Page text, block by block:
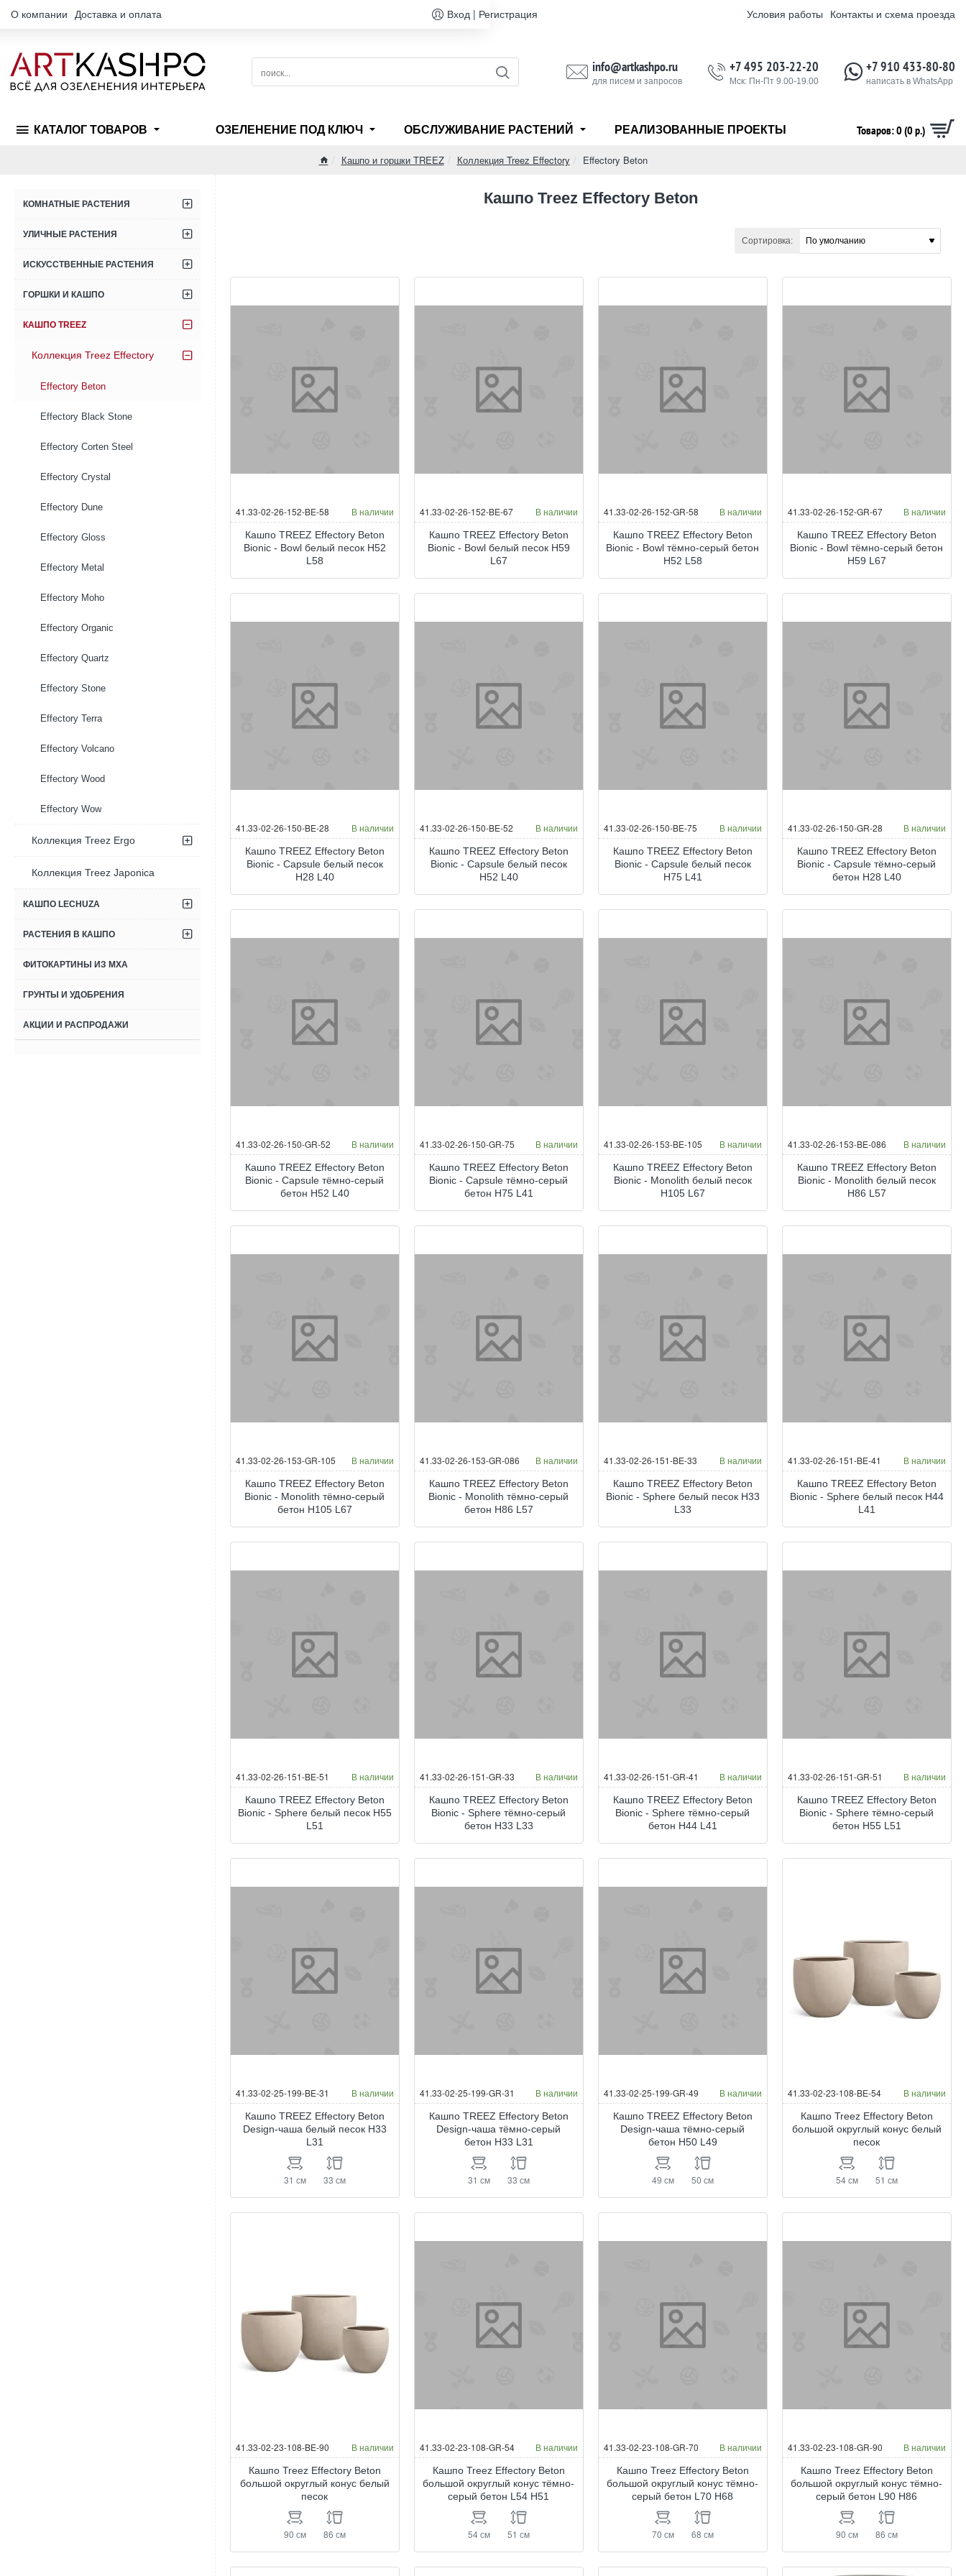
О компании Доставка и оплата Вход | Регистрация Условия работы Контакты и схема проезда
поиск...
info@artkashpo.ru
для писем и запросов
+7 495 203-22-20
Мск: Пн-Пт 9.00-19.00
+7 910 433-80-80
написать в WhatsApp
КАТАЛОГ ТОВАРОВ ОЗЕЛЕНЕНИЕ ПОД КЛЮЧ ОБСЛУЖИВАНИЕ РАСТЕНИЙ РЕАЛИЗОВАННЫЕ ПРОЕКТЫ Товаров: 0 (0 р.)
Кашпо и горшки TREEZ Коллекция Treez Effectory Effectory Beton
КОМНАТНЫЕ РАСТЕНИЯ
УЛИЧНЫЕ РАСТЕНИЯ
ИСКУССТВЕННЫЕ РАСТЕНИЯ
ГОРШКИ И КАШПО
КАШПО TREEZ
Коллекция Treez Effectory
Effectory Beton
Effectory Black Stone
Effectory Corten Steel
Effectory Crystal
Effectory Dune
Effectory Gloss
Effectory Metal
Effectory Moho
Effectory Organic
Effectory Quartz
Effectory Stone
Effectory Terra
Effectory Volcano
Effectory Wood
Effectory Wow
Коллекция Treez Ergo
Коллекция Treez Japonica
КАШПО LECHUZA
РАСТЕНИЯ В КАШПО
ФИТОКАРТИНЫ ИЗ МХА
ГРУНТЫ И УДОБРЕНИЯ
АКЦИИ И РАСПРОДАЖИ
Кашпо Treez Effectory Beton
Сортировка:
41.33-02-26-152-BE-58 В наличии
Кашпо TREEZ Effectory Beton
Bionic - Bowl белый песок H52
L58
41.33-02-26-152-BE-67 В наличии
Кашпо TREEZ Effectory Beton
Bionic - Bowl белый песок H59
L67
41.33-02-26-152-GR-58 В наличии
Кашпо TREEZ Effectory Beton
Bionic - Bowl тёмно-серый бетон
H52 L58
41.33-02-26-152-GR-67 В наличии
Кашпо TREEZ Effectory Beton
Bionic - Bowl тёмно-серый бетон
H59 L67
41.33-02-26-150-BE-28 В наличии
Кашпо TREEZ Effectory Beton
Bionic - Capsule белый песок
H28 L40
41.33-02-26-150-BE-52 В наличии
Кашпо TREEZ Effectory Beton
Bionic - Capsule белый песок
H52 L40
41.33-02-26-150-BE-75 В наличии
Кашпо TREEZ Effectory Beton
Bionic - Capsule белый песок
H75 L41
41.33-02-26-150-GR-28 В наличии
Кашпо TREEZ Effectory Beton
Bionic - Capsule тёмно-серый
бетон H28 L40
41.33-02-26-150-GR-52 В наличии
Кашпо TREEZ Effectory Beton
Bionic - Capsule тёмно-серый
бетон H52 L40
41.33-02-26-150-GR-75 В наличии
Кашпо TREEZ Effectory Beton
Bionic - Capsule тёмно-серый
бетон H75 L41
41.33-02-26-153-BE-105 В наличии
Кашпо TREEZ Effectory Beton
Bionic - Monolith белый песок
H105 L67
41.33-02-26-153-BE-086 В наличии
Кашпо TREEZ Effectory Beton
Bionic - Monolith белый песок
H86 L57
41.33-02-26-153-GR-105 В наличии
Кашпо TREEZ Effectory Beton
Bionic - Monolith тёмно-серый
бетон H105 L67
41.33-02-26-153-GR-086 В наличии
Кашпо TREEZ Effectory Beton
Bionic - Monolith тёмно-серый
бетон H86 L57
41.33-02-26-151-BE-33 В наличии
Кашпо TREEZ Effectory Beton
Bionic - Sphere белый песок H33
L33
41.33-02-26-151-BE-41 В наличии
Кашпо TREEZ Effectory Beton
Bionic - Sphere белый песок H44
L41
41.33-02-26-151-BE-51 В наличии
Кашпо TREEZ Effectory Beton
Bionic - Sphere белый песок H55
L51
41.33-02-26-151-GR-33 В наличии
Кашпо TREEZ Effectory Beton
Bionic - Sphere тёмно-серый
бетон H33 L33
41.33-02-26-151-GR-41 В наличии
Кашпо TREEZ Effectory Beton
Bionic - Sphere тёмно-серый
бетон H44 L41
41.33-02-26-151-GR-51 В наличии
Кашпо TREEZ Effectory Beton
Bionic - Sphere тёмно-серый
бетон H55 L51
41.33-02-25-199-BE-31 В наличии
Кашпо TREEZ Effectory Beton
Design-чаша белый песок H33
L31
31 см 33 см
41.33-02-25-199-GR-31 В наличии
Кашпо TREEZ Effectory Beton
Design-чаша тёмно-серый
бетон H33 L31
31 см 33 см
41.33-02-25-199-GR-49 В наличии
Кашпо TREEZ Effectory Beton
Design-чаша тёмно-серый
бетон H50 L49
49 см 50 см
41.33-02-23-108-BE-54 В наличии
Кашпо Treez Effectory Beton
большой округлый конус белый
песок
54 см 51 см
41.33-02-23-108-BE-90 В наличии
Кашпо Treez Effectory Beton
большой округлый конус белый
песок
90 см 86 см
41.33-02-23-108-GR-54 В наличии
Кашпо Treez Effectory Beton
большой округлый конус тёмно-
серый бетон L54 H51
54 см 51 см
41.33-02-23-108-GR-70 В наличии
Кашпо Treez Effectory Beton
большой округлый конус тёмно-
серый бетон L70 H68
70 см 68 см
41.33-02-23-108-GR-90 В наличии
Кашпо Treez Effectory Beton
большой округлый конус тёмно-
серый бетон L90 H86
90 см 86 см